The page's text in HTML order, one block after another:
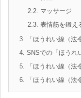
2.2. マッサージ
2.3. 表情筋を鍛え
3. 「ほうれい線（法
4. SNSでの「ほうれ
5. 「ほうれい線（法
6. 「ほうれい線（法